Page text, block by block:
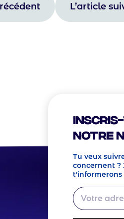
L’article
notre
Tu veux
concernent ?